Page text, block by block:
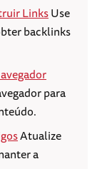
LinksUse
backlinks
para
Atualize
a